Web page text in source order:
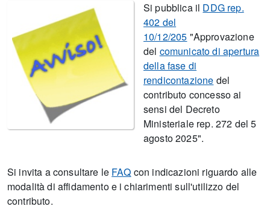
Si pubblica il DDG rep.
402 del
10/12/205 "Approvazione
del comunicato di apertura
della fase di
rendicontazione del
contributo concesso ai
sensi del Decreto
Ministeriale rep. 272 del 5
agosto 2025".
Si invita a consultare le FAQ con indicazioni riguardo alle
modalità di affidamento e i chiarimenti sull'utilizzo del
contributo.